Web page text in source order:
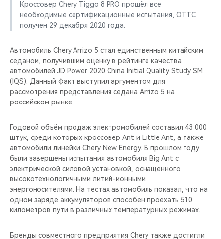
Кроссовер Chery Tiggo 8 PRO прошёл все
необходимые сертификационные испытания, ОТТС
получен 29 декабря 2020 года.
Автомобиль Chery Arrizo 5 стал единственным китайским
седаном, получившим оценку в рейтинге качества
автомобилей JD Power 2020 China Initial Quality Study SM
(IQS). Данный факт выступил аргументом для
рассмотрения представления седана Arrizo 5 на
российском рынке.
Годовой объём продаж электромобилей составил 43 000
штук, среди которых кроссовер Ant и Little Ant, а также
автомобили линейки Chery New Energy. В прошлом году
были завершены испытания автомобиля Big Ant с
электрической силовой установкой, оснащенного
высокотехнологичными литий-ионными
энергоносителями. На тестах автомобиль показал, что на
одном заряде аккумуляторов способен проехать 510
километров пути в различных температурных режимах.
Бренды совместного предприятия Chery также достигли